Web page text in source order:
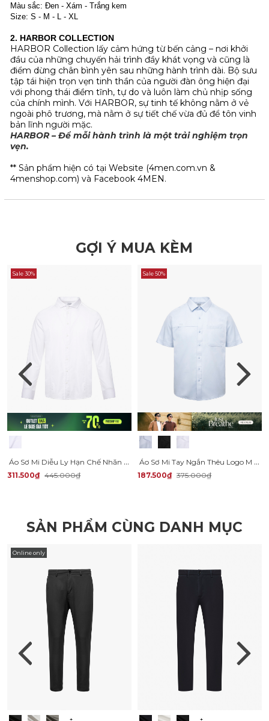
Màu sắc: Đen - Xám - Trắng kem
Size: S - M - L - XL
2. HARBOR COLLECTION
HARBOR Collection lấy cảm hứng từ bến cảng – nơi khởi
đầu của những chuyến hải trình đầy khát vọng và cũng là
điểm dừng chân bình yên sau những hành trình dài. Bộ sưu
tập tái hiện trọn vẹn tinh thần của người đàn ông hiện đại
với phong thái điềm tĩnh, tự do và luôn làm chủ nhịp sống
của chính mình. Với HARBOR, sự tinh tế không nằm ở vẻ
ngoài phô trương, mà nằm ở sự tiết chế vừa đủ để tôn vinh
bản lĩnh người mặc.
HARBOR – Để mỗi hành trình là một trải nghiệm trọn
vẹn.
** Sản phẩm hiện có tại Website (4men.com.vn &
4menshop.com) và Facebook 4MEN.
GỢI Ý MUA KÈM
Sale 30%
Áo Sơ Mi Diễu Ly Hạn Chế Nhăn Wrinkle X Thêu Peakhour Form Slimfit SM187 Màu Trắng
311.500₫ 445.000₫
Sale 50%
Áo Sơ Mi Tay Ngắn Thêu Logo M Form Regular SM197
187.500₫ 375.000₫
SẢN PHẨM CÙNG DANH MỤC
Online only